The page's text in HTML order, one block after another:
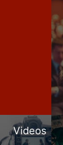
Videos